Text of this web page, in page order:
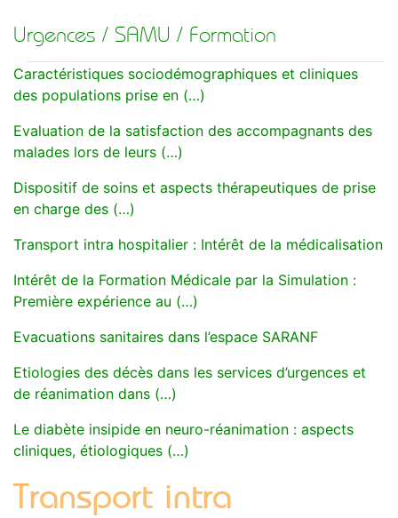
Urgences / SAMU / Formation
Caractéristiques sociodémographiques et cliniques
des populations prise en (…)
Evaluation de la satisfaction des accompagnants des
malades lors de leurs (…)
Dispositif de soins et aspects thérapeutiques de prise
en charge des (…)
Transport intra hospitalier : Intérêt de la médicalisation
Intérêt de la Formation Médicale par la Simulation :
Première expérience au (…)
Evacuations sanitaires dans l’espace SARANF
Etiologies des décès dans les services d’urgences et
de réanimation dans (…)
Le diabète insipide en neuro-réanimation : aspects
cliniques, étiologiques (…)
Transport intra